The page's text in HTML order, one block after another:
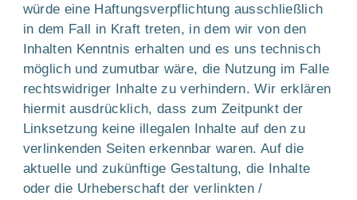
würde eine Haftungsverpflichtung ausschließlich
in dem Fall in Kraft treten, in dem wir von den
Inhalten Kenntnis erhalten und es uns technisch
möglich und zumutbar wäre, die Nutzung im Falle
rechtswidriger Inhalte zu verhindern. Wir erklären
hiermit ausdrücklich, dass zum Zeitpunkt der
Linksetzung keine illegalen Inhalte auf den zu
verlinkenden Seiten erkennbar waren. Auf die
aktuelle und zukünftige Gestaltung, die Inhalte
oder die Urheberschaft der verlinkten /